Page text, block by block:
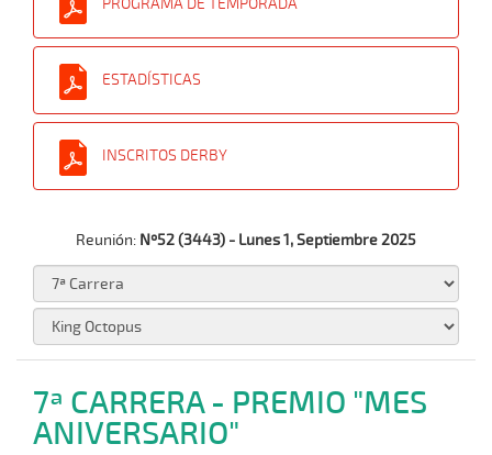
PROGRAMA DE TEMPORADA
ESTADÍSTICAS
INSCRITOS DERBY
Reunión: Nº52 (3443) - Lunes 1, Septiembre 2025
7ª CARRERA - PREMIO "MES
ANIVERSARIO"